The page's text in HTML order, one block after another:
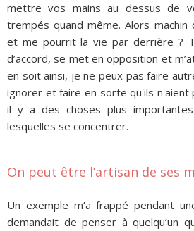
mettre vos mains au dessus de
trempés quand même. Alors machin
et me pourrit la vie par derrière ?
d’accord, se met en opposition et
en soit ainsi, je ne peux pas faire
ignorer et faire en sorte qu'ils n'aient
il y a des choses plus
lesquelles se concentrer.
On peut être l’artisan de ses
Un exemple m’a frappé pendant
demandait de penser à quelqu’un